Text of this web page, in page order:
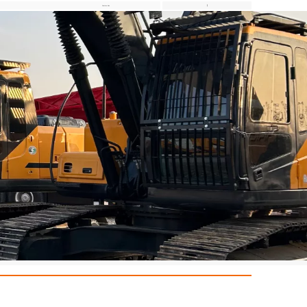
Contate-Nos